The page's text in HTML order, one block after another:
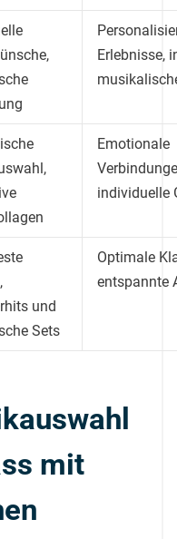
Erlebnisse,
Emotionale
individuelle
und
Sets
Optimale
entspannte
mit